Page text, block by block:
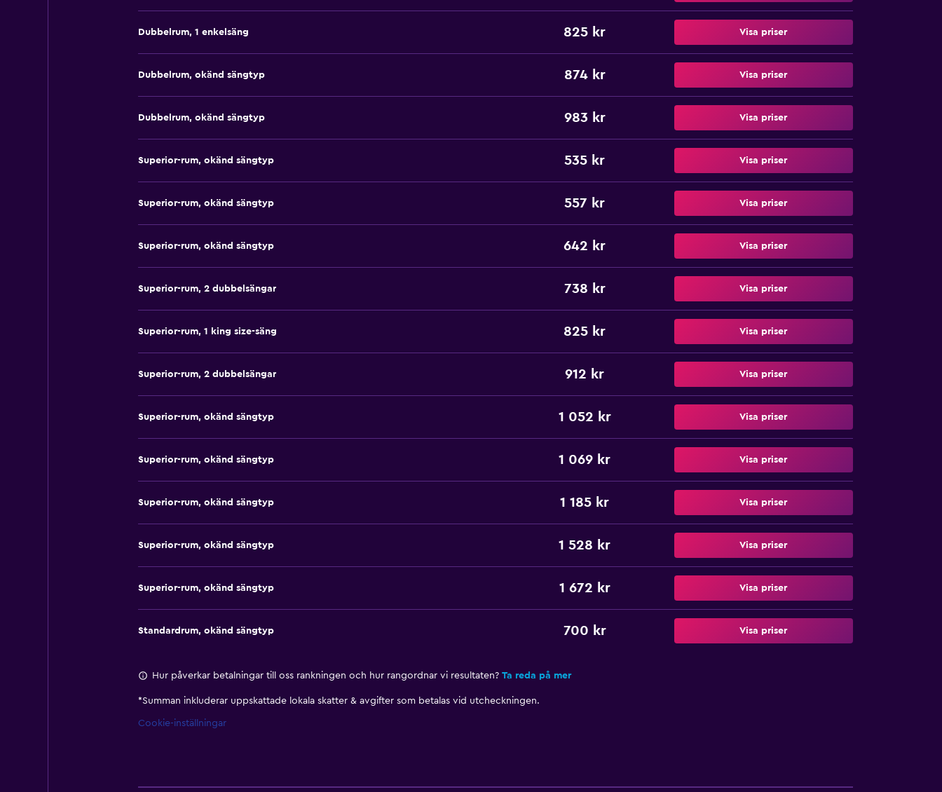
Dubbelrum, 1 enkelsäng 825 kr Visa priser
Dubbelrum, okänd sängtyp 874 kr Visa priser
Dubbelrum, okänd sängtyp 983 kr Visa priser
Superior-rum, okänd sängtyp 535 kr Visa priser
Superior-rum, okänd sängtyp 557 kr Visa priser
Superior-rum, okänd sängtyp 642 kr Visa priser
Superior-rum, 2 dubbelsängar 738 kr Visa priser
Superior-rum, 1 king size-säng 825 kr Visa priser
Superior-rum, 2 dubbelsängar 912 kr Visa priser
Superior-rum, okänd sängtyp 1 052 kr Visa priser
Superior-rum, okänd sängtyp 1 069 kr Visa priser
Superior-rum, okänd sängtyp 1 185 kr Visa priser
Superior-rum, okänd sängtyp 1 528 kr Visa priser
Superior-rum, okänd sängtyp 1 672 kr Visa priser
Standardrum, okänd sängtyp 700 kr Visa priser
Hur påverkar betalningar till oss rankningen och hur rangordnar vi resultaten? Ta reda på mer
*Summan inkluderar uppskattade lokala skatter & avgifter som betalas vid utcheckningen.
Cookie-inställningar